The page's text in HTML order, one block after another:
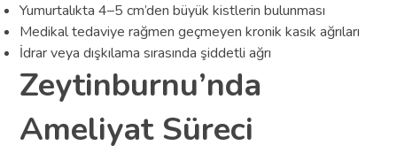
Yumurtalıkta 4–5 cm’den büyük kistlerin bulunması
Medikal tedaviye rağmen geçmeyen kronik kasık ağrıları
İdrar veya dışkılama sırasında şiddetli ağrı
Zeytinburnu’nda
Ameliyat Süreci